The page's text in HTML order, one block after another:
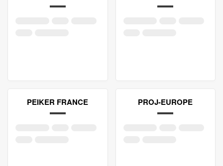
PEIKER FRANCE PROJ-EUROPE